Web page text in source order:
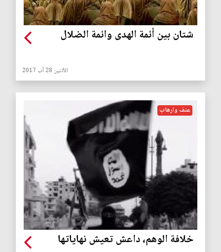
شتان بين أئمة الهدى وائمة الضلال
الأثنين 28 آب 2017
عنف وارهاب
خلافة الوهم، داعش تعيش نهاياتها